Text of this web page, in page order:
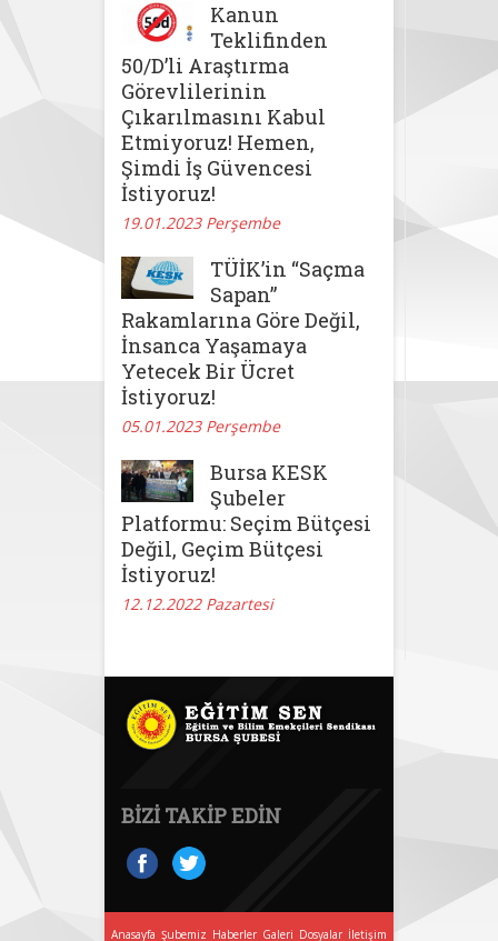
Kanun
Teklifinden
50/D’li Araştırma
Görevlilerinin
Çıkarılmasını Kabul
Etmiyoruz! Hemen,
Şimdi İş Güvencesi
İstiyoruz!
19.01.2023 Perşembe
TÜİK’in “Saçma
Sapan”
Rakamlarına Göre Değil,
İnsanca Yaşamaya
Yetecek Bir Ücret
İstiyoruz!
05.01.2023 Perşembe
Bursa KESK
Şubeler
Platformu: Seçim Bütçesi
Değil, Geçim Bütçesi
İstiyoruz!
12.12.2022 Pazartesi
BIZI TAKIP EDIN
Anasayfa Şubemiz Haberler Galeri Dosyalar İletişim